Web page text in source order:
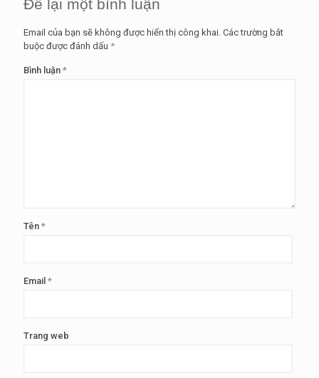
Để lại một bình luận
Email của bạn sẽ không được hiển thị công khai. Các trường bắt
buộc được đánh dấu *
Bình luận *
Tên *
Email *
Trang web